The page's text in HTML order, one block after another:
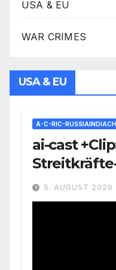
USA & EU
WAR CRIMES
USA & EU
A-C-RIC-
ai-cast
(=Lehren
5. AUGUST 2026